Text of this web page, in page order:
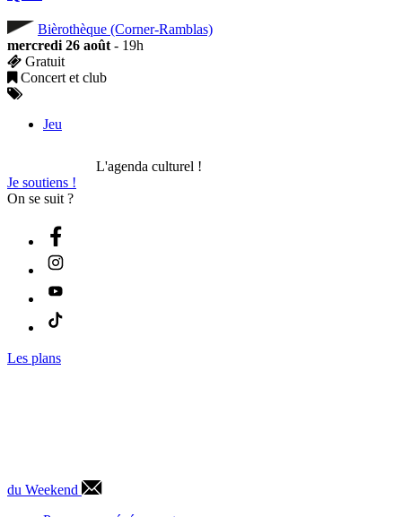
Bièrothèque (Corner-Ramblas)
mercredi 26 août - 19h
Gratuit
Concert et club
Jeu
L'agenda culturel !
Je soutiens !
On se suit ?
Les plans
du Weekend